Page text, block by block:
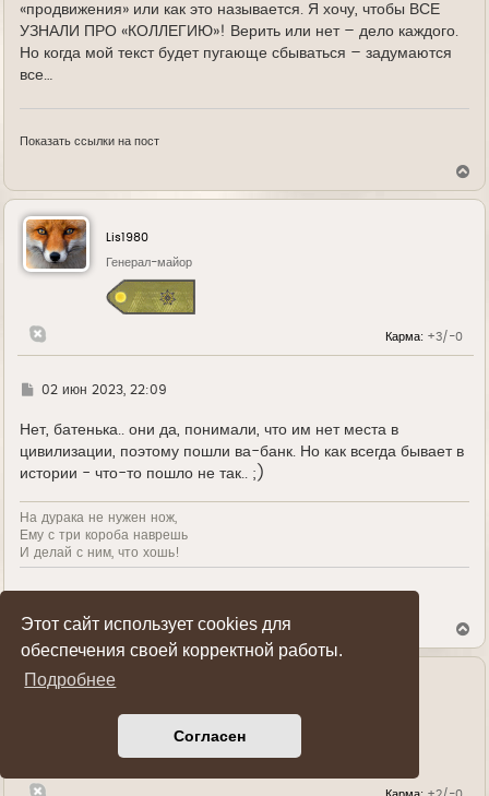
Этот сайт использует cookies для
обеспечения своей корректной работы.
Подробнее
Согласен
«продвижения» или как это называется. Я хочу, чтобы ВСЕ
УЗНАЛИ ПРО «КОЛЛЕГИЮ»! Верить или нет – дело каждого.
Но когда мой текст будет пугающе сбываться – задумаются
все…
Показать ссылки на пост
р
ч
Lis1980
Генерал-майор
Карма: +3/-0
Г02 июн 2023, 22:09
Нет, батенька.. они да, понимали, что им нет места в
цивилизации, поэтому пошли ва-банк. Но как всегда бывает в
истории - что-то пошло не так.. ;)
На дурака не нужен нож,
Ему с три короба наврешь
И делай с ним, что хошь!
р
Полковник